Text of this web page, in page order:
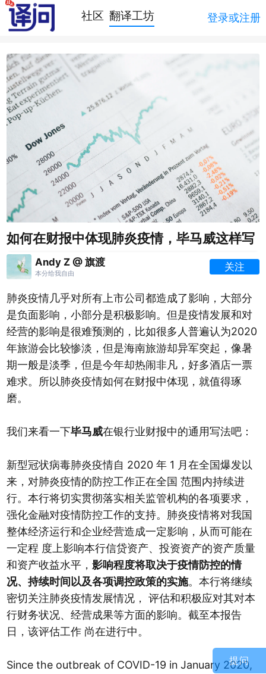
提问
社区 翻译工坊 登录或注册
如何在财报中体现肺炎疫情，毕马威这样写
Andy Z @ 旗渡
本分给我自由
关注
肺炎疫情几乎对所有上市公司都造成了影响，大部分
是负面影响，小部分是积极影响。但是疫情发展和对
经营的影响是很难预测的，比如很多人普遍认为2020
年旅游会比较惨淡，但是海南旅游却异军突起，像暑
期一般是淡季，但是今年却热闹非凡，好多酒店一票
难求。所以肺炎疫情如何在财报中体现，就值得琢
磨。
我们来看一下毕马威在银行业财报中的通用写法吧：
新型冠状病毒肺炎疫情自 2020 年 1 月在全国爆发以
来，对肺炎疫情的防控工作正在全国 范围内持续进
行。本行将切实贯彻落实相关监管机构的各项要求，
强化金融对疫情防控工作的支持。肺炎疫情将对我国
整体经济运行和企业经营造成一定影响，从而可能在
一定程 度上影响本行信贷资产、投资资产的资产质量
和资产收益水平，影响程度将取决于疫情防控的情
况、持续时间以及各项调控政策的实施。本行将继续
密切关注肺炎疫情发展情况， 评估和积极应对其对本
行财务状况、经营成果等方面的影响。截至本报告
日，该评估工作 尚在进行中。
Since the outbreak of COVID-19 in January 2020,